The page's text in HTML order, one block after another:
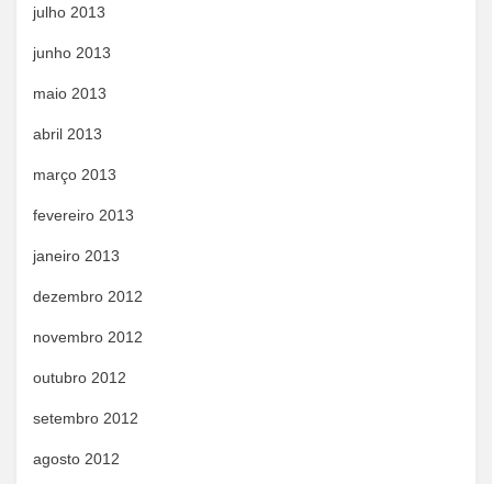
julho 2013
junho 2013
maio 2013
abril 2013
março 2013
fevereiro 2013
janeiro 2013
dezembro 2012
novembro 2012
outubro 2012
setembro 2012
agosto 2012